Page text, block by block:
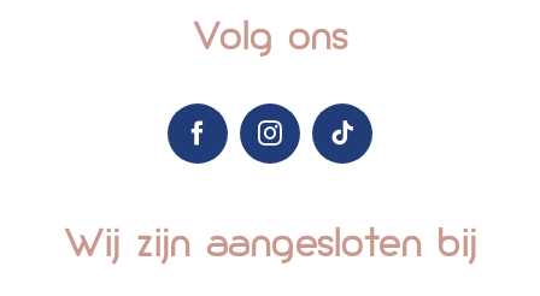
Volg ons
Wij zijn aangesloten bij